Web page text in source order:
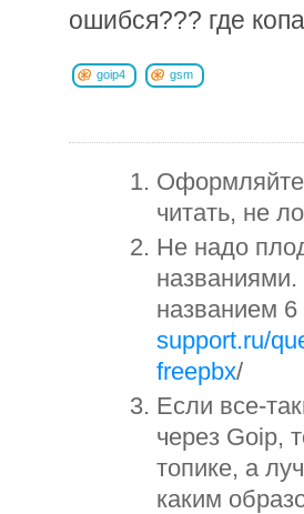
ошибся??? где
goip4
gsm
читать, не
Не надо
названием
support.ru/
freepbx/
Если все-
через Goip,
топике, а
каким